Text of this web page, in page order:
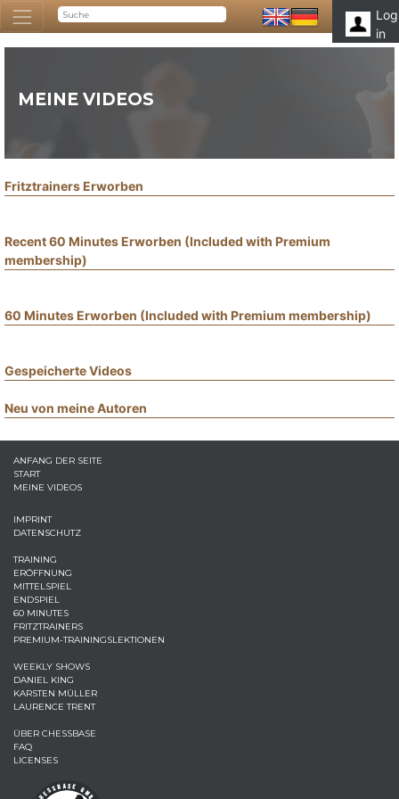
Log
in
MEINE VIDEOS
Fritztrainers Erworben
Recent 60 Minutes Erworben (Included with Premium
membership)
60 Minutes Erworben (Included with Premium membership)
Gespeicherte Videos
Neu von meine Autoren
ANFANG DER SEITE
START
MEINE VIDEOS
IMPRINT
DATENSCHUTZ
TRAINING
ERÖFFNUNG
MITTELSPIEL
ENDSPIEL
60 MINUTES
FRITZTRAINERS
PREMIUM-TRAININGSLEKTIONEN
WEEKLY SHOWS
DANIEL KING
KARSTEN MÜLLER
LAURENCE TRENT
ÜBER CHESSBASE
FAQ
LICENSES